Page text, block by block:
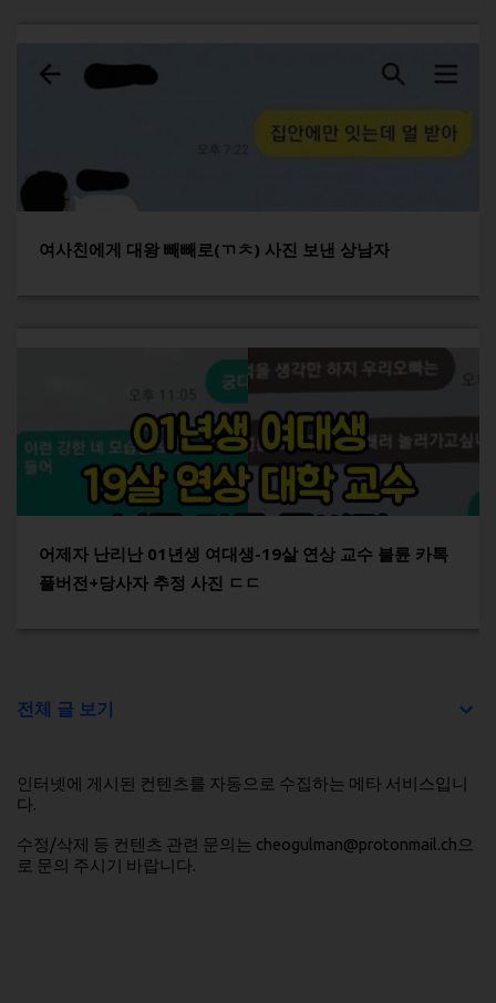
여사친에게 대왕 빼빼로(ㄲㅊ) 사진 보낸 상남자
어제자 난리난 01년생 여대생-19살 연상 교수 불륜 카톡
풀버전+당사자 추정 사진 ㄷㄷ
전체 글 보기
인터넷에 게시된 컨텐츠를 자동으로 수집하는 메타 서비스입니
다.
수정/삭제 등 컨텐츠 관련 문의는 cheogulman@protonmail.ch으
로 문의 주시기 바랍니다.